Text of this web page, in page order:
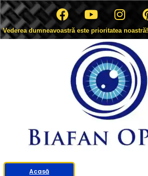
Vederea dumneavoastră este prioritatea noastră!
Acasă